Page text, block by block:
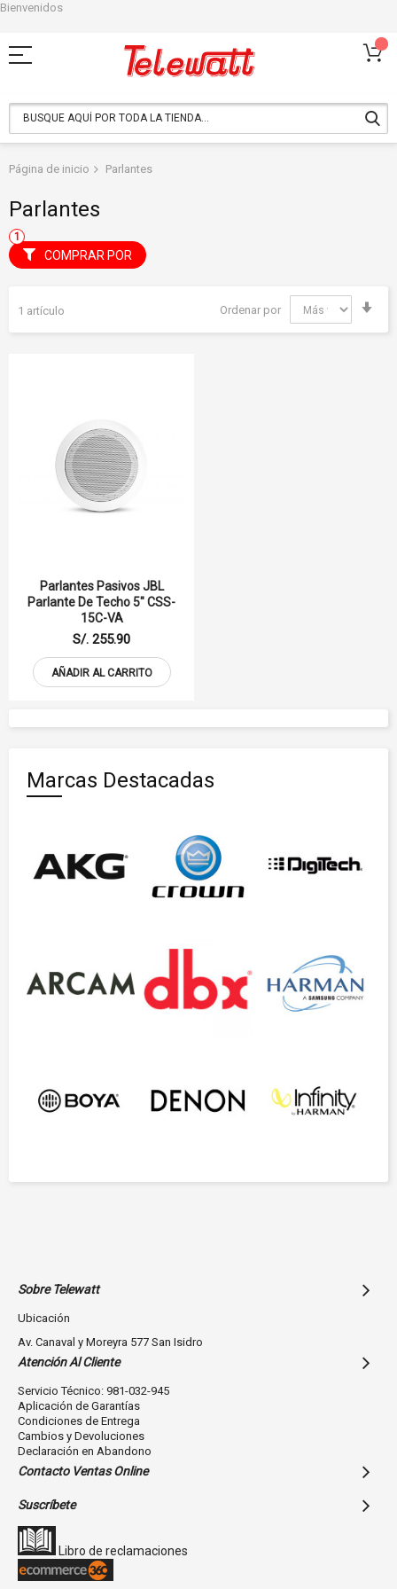
Bienvenidos
al
contenido
Página de inicio Parlantes
Parlantes
1 artículo Ordenar por
Parlantes Pasivos JBL
Parlante De Techo 5" CSS-
15C-VA
S/. 255.90
AÑADIR AL CARRITO
COMPRAR POR
Marcas Destacadas
Sobre Telewatt
Ubicación
Av. Canaval y Moreyra 577 San Isidro
Atención Al Cliente
Servicio Técnico: 981-032-945
Aplicación de Garantías
Condiciones de Entrega
Cambios y Devoluciones
Declaración en Abandono
Contacto Ventas Online
Suscríbete
Libro de reclamaciones